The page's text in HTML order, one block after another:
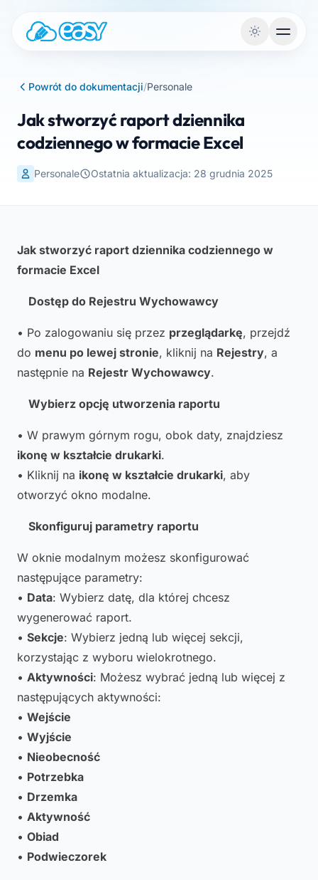
Powrót do dokumentacji/Personale
Jak stworzyć raport dziennika
codziennego w formacie Excel
Personale Ostatnia aktualizacja: 28 grudnia 2025
Jak stworzyć raport dziennika codziennego w
formacie Excel
Dostęp do Rejestru Wychowawcy
• Po zalogowaniu się przez przeglądarkę, przejdź
do menu po lewej stronie, kliknij na Rejestry, a
następnie na Rejestr Wychowawcy.
Wybierz opcję utworzenia raportu
• W prawym górnym rogu, obok daty, znajdziesz
ikonę w kształcie drukarki.
• Kliknij na ikonę w kształcie drukarki, aby
otworzyć okno modalne.
Skonfiguruj parametry raportu
W oknie modalnym możesz skonfigurować
następujące parametry:
• Data: Wybierz datę, dla której chcesz
wygenerować raport.
• Sekcje: Wybierz jedną lub więcej sekcji,
korzystając z wyboru wielokrotnego.
• Aktywności: Możesz wybrać jedną lub więcej z
następujących aktywności:
• Wejście
• Wyjście
• Nieobecność
• Potrzebka
• Drzemka
• Aktywność
• Obiad
• Podwieczorek